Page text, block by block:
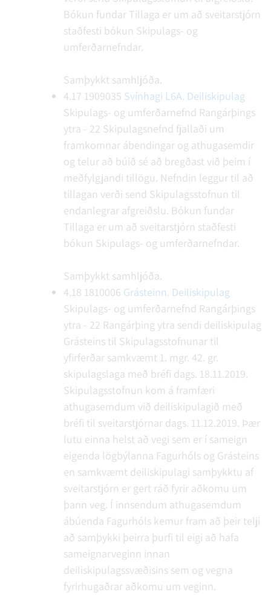
Bókun fundar Tillaga er um að sveitarstjórn
staðfesti bókun Skipulags- og
umferðarnefndar.
Samþykkt samhljóða.
4.17 1909035 Svínhagi L6A. Deiliskipulag
Skipulags- og umferðarnefnd Rangárþings
ytra - 22 Skipulagsnefnd fjallaði um
framkomnar ábendingar og athugasemdir
og telur að búið sé að bregðast við þeim í
meðfylgjandi tillögu. Nefndin leggur til að
tillagan verði send Skipulagsstofnun til
endanlegrar afgreiðslu. Bókun fundar
Tillaga er um að sveitarstjórn staðfesti
bókun Skipulags- og umferðarnefndar.
Samþykkt samhljóða.
4.18 1810006 Grásteinn. Deiliskipulag
Skipulags- og umferðarnefnd Rangárþings
ytra - 22 Rangárþing ytra sendi deiliskipulag
Grásteins til Skipulagsstofnunar til
yfirferðar samkvæmt 1. mgr. 42. gr.
skipulagslaga með bréfi dags. 18.11.2019.
Skipulagsstofnun kom á framfæri
athugasemdum við deiliskipulagið með
bréfi til sveitarstjórnar dags. 11.12.2019. Þær
lutu einna helst að vegi sem er í sameign
eigenda lögbýlanna Fagurhóls og Grásteins
en samkvæmt deiliskipulagi samþykktu af
sveitarstjórn er gert ráð fyrir aðkomu um
þann veg. Í innsendum athugasemdum
ábúenda Fagurhóls kemur fram að þeir telji
að samþykki þeirra þurfi til eigi að hafa
sameignarveginn innan
deiliskipulagssvæðisins sem og vegna
fyrirhugaðrar aðkomu um veginn.